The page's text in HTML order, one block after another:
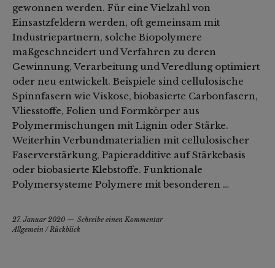
gewonnen werden. Für eine Vielzahl von
Einsastzfeldern werden, oft gemeinsam mit
Industriepartnern, solche Biopolymere
maßgeschneidert und Verfahren zu deren
Gewinnung, Verarbeitung und Veredlung optimiert
oder neu entwickelt. Beispiele sind cellulosische
Spinnfasern wie Viskose, biobasierte Carbonfasern,
Vliesstoffe, Folien und Formkörper aus
Polymermischungen mit Lignin oder Stärke.
Weiterhin Verbundmaterialien mit cellulosischer
Faserverstärkung, Papieradditive auf Stärkebasis
oder biobasierte Klebstoffe. Funktionale
Polymersysteme Polymere mit besonderen …
27. Januar 2020
Schreibe einen Kommentar
Allgemein /Rückblick